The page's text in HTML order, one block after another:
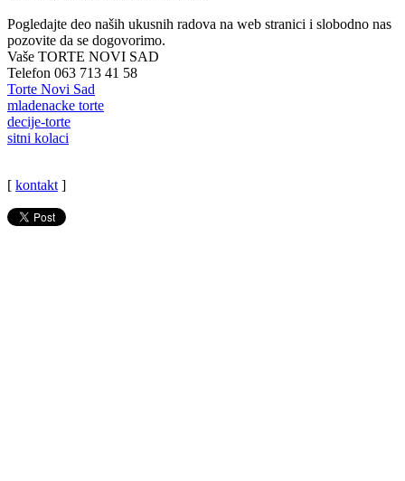
Pogledajte deo naših ukusnih radova na web stranici i slobodno nas
pozovite da se dogovorimo.
Vaše TORTE NOVI SAD
Telefon 063 713 41 58
Torte Novi Sad
mladenacke torte
decije-torte
sitni kolaci
[ kontakt ]